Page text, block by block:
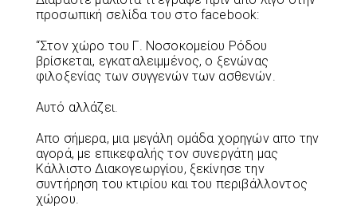
προσωπική σελίδα του στο facebook:
“Στον χώρο του Γ. Νοσοκομείου Ρόδου
βρίσκεται, εγκαταλειμμένος, ο ξενώνας
φιλοξενίας των συγγενών των ασθενών.
Αυτό αλλάζει.
Απο σήμερα, μια μεγάλη ομάδα χορηγών απο την
αγορά, με επικεφαλής τον συνεργάτη μας
Κάλλιστο Διακογεωργίου, ξεκίνησε την
συντήρηση του κτιρίου και του περιβάλλοντος
χώρου.